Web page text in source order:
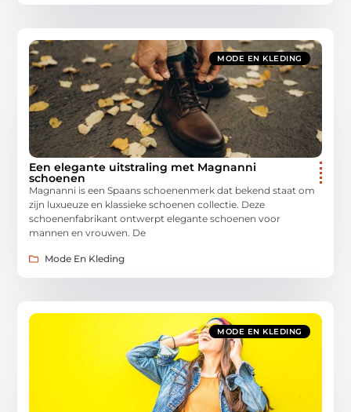
MODE EN KLEDING
Een elegante uitstraling met Magnanni
schoenen
Magnanni is een Spaans schoenenmerk dat bekend staat om
zijn luxueuze en klassieke schoenen collectie. Deze
schoenenfabrikant ontwerpt elegante schoenen voor
mannen en vrouwen. De
Mode En Kleding
MODE EN KLEDING